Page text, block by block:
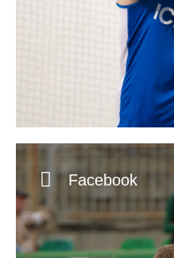
Facebook